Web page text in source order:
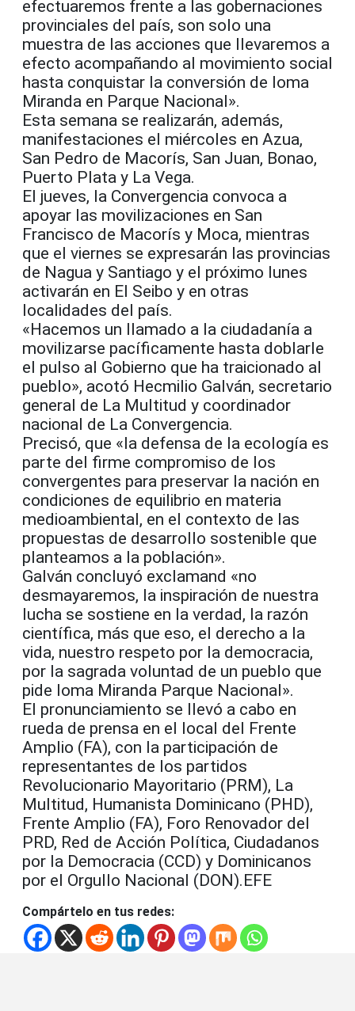
efectuaremos frente a las gobernaciones
provinciales del país, son solo una
muestra de las acciones que llevaremos a
efecto acompañando al movimiento social
hasta conquistar la conversión de loma
Miranda en Parque Nacional».
Esta semana se realizarán, además,
manifestaciones el miércoles en Azua,
San Pedro de Macorís, San Juan, Bonao,
Puerto Plata y La Vega.
El jueves, la Convergencia convoca a
apoyar las movilizaciones en San
Francisco de Macorís y Moca, mientras
que el viernes se expresarán las provincias
de Nagua y Santiago y el próximo lunes
activarán en El Seibo y en otras
localidades del país.
«Hacemos un llamado a la ciudadanía a
movilizarse pacíficamente hasta doblarle
el pulso al Gobierno que ha traicionado al
pueblo», acotó Hecmilio Galván, secretario
general de La Multitud y coordinador
nacional de La Convergencia.
Precisó, que «la defensa de la ecología es
parte del firme compromiso de los
convergentes para preservar la nación en
condiciones de equilibrio en materia
medioambiental, en el contexto de las
propuestas de desarrollo sostenible que
planteamos a la población».
Galván concluyó exclamand «no
desmayaremos, la inspiración de nuestra
lucha se sostiene en la verdad, la razón
científica, más que eso, el derecho a la
vida, nuestro respeto por la democracia,
por la sagrada voluntad de un pueblo que
pide loma Miranda Parque Nacional».
El pronunciamiento se llevó a cabo en
rueda de prensa en el local del Frente
Amplio (FA), con la participación de
representantes de los partidos
Revolucionario Mayoritario (PRM), La
Multitud, Humanista Dominicano (PHD),
Frente Amplio (FA), Foro Renovador del
PRD, Red de Acción Política, Ciudadanos
por la Democracia (CCD) y Dominicanos
por el Orgullo Nacional (DON).EFE
Compártelo en tus redes: